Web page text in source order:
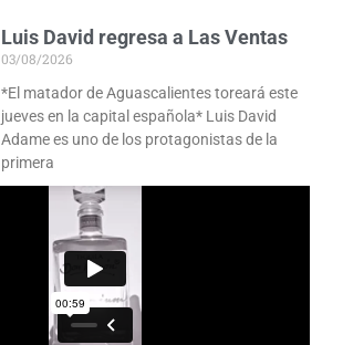
Luis David regresa a Las Ventas
03/08/2026
*El matador de Aguascalientes toreará este
jueves en la capital española* Luis David
Adame es uno de los protagonistas de la
primera